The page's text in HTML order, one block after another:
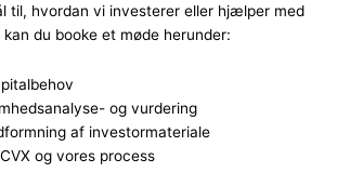
til, hvordan vi investerer eller hjælper med
du booke et møde herunder:
og vurdering
af investormateriale
og vores process